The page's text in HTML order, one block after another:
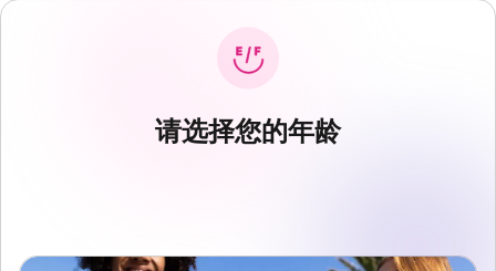
请选择您的年龄